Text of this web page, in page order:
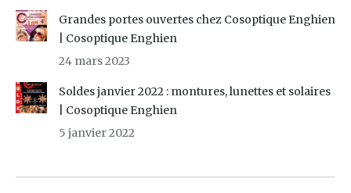
Grandes portes ouvertes chez Cosoptique Enghien
| Cosoptique Enghien
24 mars 2023
Soldes janvier 2022 : montures, lunettes et solaires
| Cosoptique Enghien
5 janvier 2022